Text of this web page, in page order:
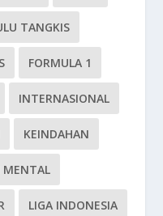
TANGKIS
FORMULA 1
INTERNASIONAL
KEINDAHAN
MENTAL
LIGA INDONESIA